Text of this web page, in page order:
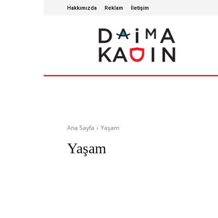
Hakkımızda Reklam İletişim
Ana Sayfa Yaşam
Yaşam